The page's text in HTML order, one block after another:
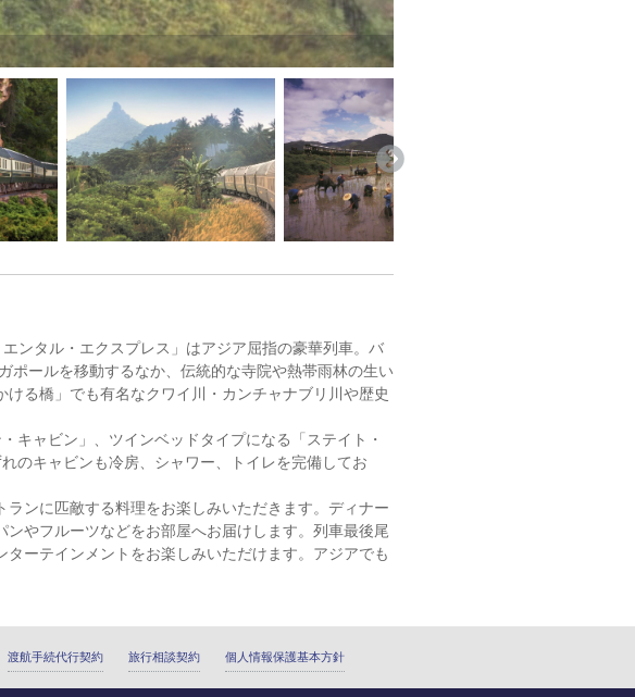
ンタル・エクスプレス」はアジア屈指の豪華列車。バ
ポールを移動するなか、伝統的な寺院や熱帯雨林の生い
る橋」でも有名なクワイ川・カンチャナブリ川や歴史
キャビン」、ツインベッドタイプになる「ステイト・
のキャビンも冷房、シャワー、トイレを完備してお
ンに匹敵する料理をお楽しみいただきます。ディナー
やフルーツなどをお部屋へお届けします。列車最後尾
ーテインメントをお楽しみいただけます。アジアでも
渡航手続代行契約 旅行相談契約 個人情報保護基本方針